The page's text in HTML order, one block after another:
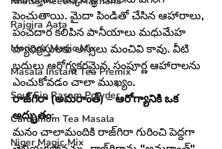
Rajgira Aata
Moringa Magic Mix
Masala Instant Tea Premix
Soul Sip Rasam Powder
Cardamom Tea Masala
Niger Magic Mix
పెంచుతాయి. మైదా పిండితో చేసిన ఆహారాలు,
పంచదార కలిపిన పానీయాలు మధుమేహ
వ్యాధిగ్రస్తులకు అస్సలు మంచివి కావు. వీటి
బదులు ఆరోగ్యకరమైన, సంపూర్ణ ఆహారాలను
ఎంచుకోవడం చాలా ముఖ్యం.
రాజ్‌గిరా (అమరాంత్) – ఆరోగ్యానికి ఒక
అద్భుతం:
మనం చాలామందికి రాజ్‌గిరా గురించి పెద్దగా